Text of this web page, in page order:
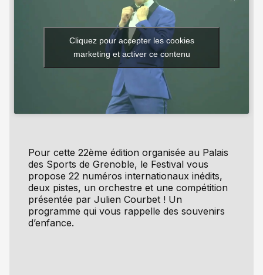
Pour cette 22ème édition organisée au Palais
des Sports de Grenoble, le Festival vous
propose 22 numéros internationaux inédits,
deux pistes, un orchestre et une compétition
présentée par Julien Courbet ! Un
programme qui vous rappelle des souvenirs
d’enfance.
Cliquez pour accepter les cookies
marketing et activer ce contenu